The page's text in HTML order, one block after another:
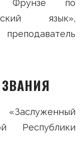
Фрунзе по
язык»,
Республики